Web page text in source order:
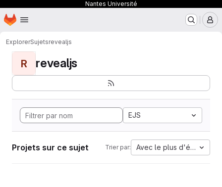
Nantes Université
Passer au contenu principal
Page d'accueil
ExplorerSujetsrevealjs
R revealjs
EJS
Projets sur ce sujet Trier par: Avec le plus d'étoiles